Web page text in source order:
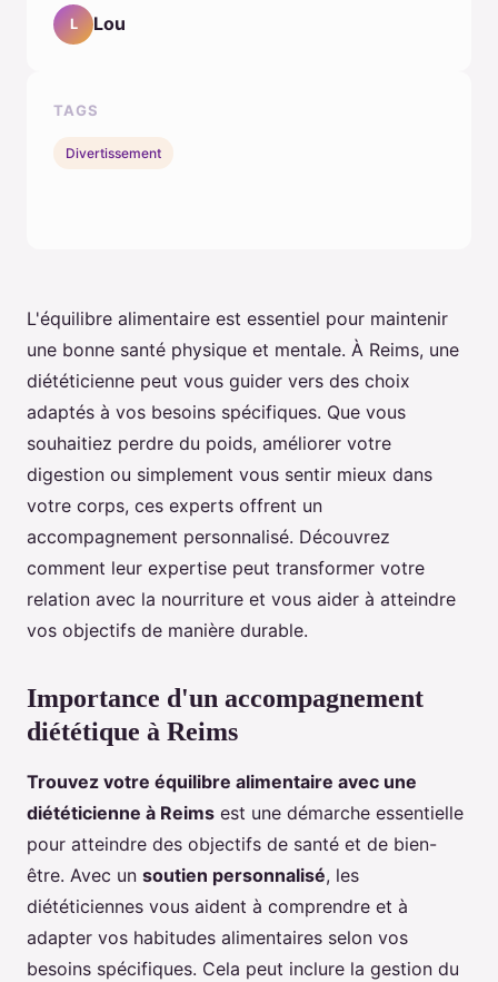
L'équilibre alimentaire est essentiel pour maintenir
une bonne santé physique et mentale. À Reims, une
diététicienne peut vous guider vers des choix
adaptés à vos besoins spécifiques. Que vous
souhaitiez perdre du poids, améliorer votre
digestion ou simplement vous sentir mieux dans
votre corps, ces experts offrent un
accompagnement personnalisé. Découvrez
comment leur expertise peut transformer votre
relation avec la nourriture et vous aider à atteindre
vos objectifs de manière durable.
Importance d'un accompagnement
diététique à Reims
Trouvez votre équilibre alimentaire avec une
diététicienne à Reims est une démarche essentielle
pour atteindre des objectifs de santé et de bien-
être. Avec un soutien personnalisé, les
diététiciennes vous aident à comprendre et à
adapter vos habitudes alimentaires selon vos
besoins spécifiques. Cela peut inclure la gestion du
L Lou
TAGS
Divertissement